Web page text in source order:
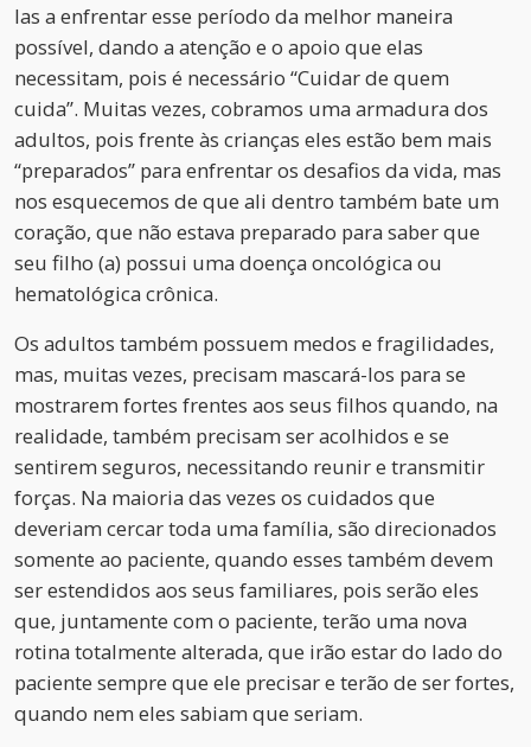
las a enfrentar esse período da melhor maneira
possível, dando a atenção e o apoio que elas
necessitam, pois é necessário “Cuidar de quem
cuida”. Muitas vezes, cobramos uma armadura dos
adultos, pois frente às crianças eles estão bem mais
“preparados” para enfrentar os desafios da vida, mas
nos esquecemos de que ali dentro também bate um
coração, que não estava preparado para saber que
seu filho (a) possui uma doença oncológica ou
hematológica crônica.
Os adultos também possuem medos e fragilidades,
mas, muitas vezes, precisam mascará-los para se
mostrarem fortes frentes aos seus filhos quando, na
realidade, também precisam ser acolhidos e se
sentirem seguros, necessitando reunir e transmitir
forças. Na maioria das vezes os cuidados que
deveriam cercar toda uma família, são direcionados
somente ao paciente, quando esses também devem
ser estendidos aos seus familiares, pois serão eles
que, juntamente com o paciente, terão uma nova
rotina totalmente alterada, que irão estar do lado do
paciente sempre que ele precisar e terão de ser fortes,
quando nem eles sabiam que seriam.